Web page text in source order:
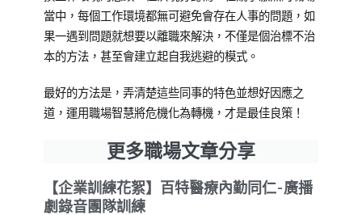
當中，每個工作環境都無可避免會存在人事的問題，如
果一遇到問題就想要以離職來解決，不僅是個治標不治
本的方法，甚至會建立起自我逃避的模式。
最好的方法是，弄清楚這些同事的特色並想好因應之
道，運用職場智慧將危機化為轉機，才是最佳良策！
更多職場文章分享
【企業訓練花絮】百特醫療內勤同仁-廣播
劇錄音團隊訓練